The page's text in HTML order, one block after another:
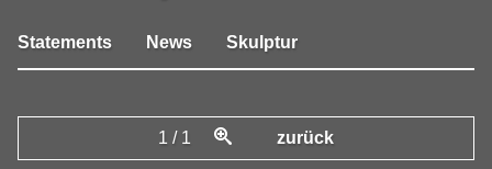
Statements News Skulptur
1 / 1 zurück